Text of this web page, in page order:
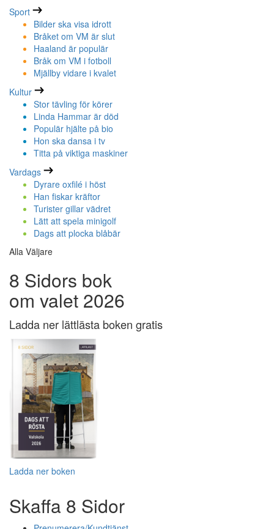
Sport
Bilder ska visa idrott
Bråket om VM är slut
Haaland är populär
Bråk om VM i fotboll
Mjällby vidare i kvalet
Kultur
Stor tävling för körer
Linda Hammar är död
Populär hjälte på bio
Hon ska dansa i tv
Titta på viktiga maskiner
Vardags
Dyrare oxfilé i höst
Han fiskar kräftor
Turister gillar vädret
Lätt att spela minigolf
Dags att plocka blåbär
Alla Väljare
8 Sidors bok
om valet 2026
Ladda ner lättlästa boken gratis
Ladda ner boken
Skaffa 8 Sidor